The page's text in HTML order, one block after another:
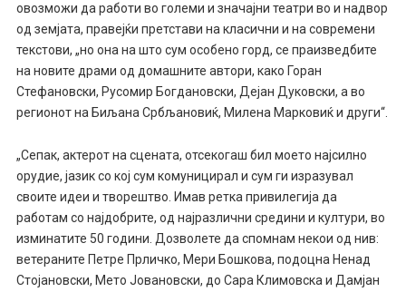
овозможи да работи во големи и значајни театри во и надвор
од земјата, правејќи претстави на класични и на современи
текстови, „но она на што сум особено горд, се праизведбите
на новите драми од домашните автори, како Горан
Стефановски, Русомир Богдановски, Дејан Дуковски, а во
регионот на Биљана Србљановиќ, Милена Марковиќ и други“.
„Сепак, актерот на сцената, отсекогаш бил моето најсилно
орудие, јазик со кој сум комуницирал и сум ги изразувал
своите идеи и творештво. Имав ретка привилегија да
работам со најдобрите, од најразлични средини и култури, во
изминатите 50 години. Дозволете да спомнам некои од нив:
ветераните Петре Прличко, Мери Бошкова, подоцна Ненад
Стојановски, Мето Јовановски, до Сара Климовска и Дамјан